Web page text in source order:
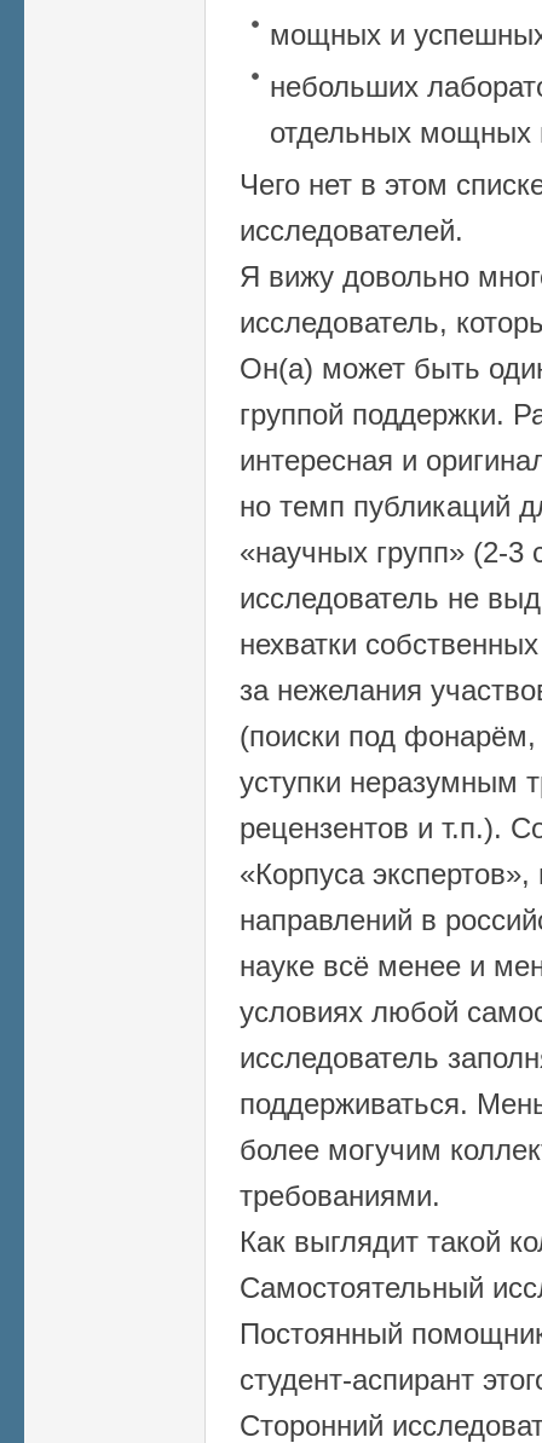
мощных и
небольших
отдельных мощных
Чего нет в этом
исследователей.
Я вижу довольно
исследователь,
Он(а) может быть
группой поддержки.
интересная и
но темп публикаций
«научных групп» (2-3
исследователь не
нехватки
за нежелания
(поиски под фонарём,
уступки неразумным
рецензентов и т.п.).
«Корпуса
направлений в
науке всё менее и
условиях любой
исследователь
поддерживаться.
более могучим
требованиями.
Как выглядит такой
Самостоятельный
Постоянный
студент-аспирант
Сторонний